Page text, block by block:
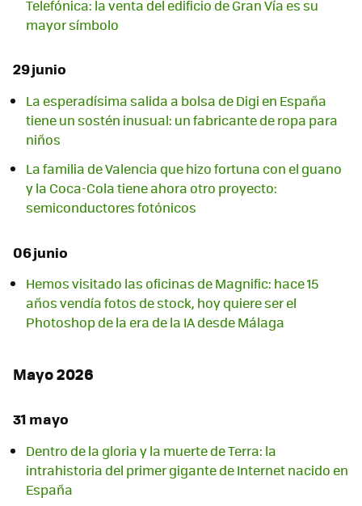
Telefónica: la venta del edificio de Gran Vía es su
mayor símbolo
29 junio
La esperadísima salida a bolsa de Digi en España
tiene un sostén inusual: un fabricante de ropa para
niños
La familia de Valencia que hizo fortuna con el guano
y la Coca-Cola tiene ahora otro proyecto:
semiconductores fotónicos
06 junio
Hemos visitado las oficinas de Magnific: hace 15
años vendía fotos de stock, hoy quiere ser el
Photoshop de la era de la IA desde Málaga
Mayo 2026
31 mayo
Dentro de la gloria y la muerte de Terra: la
intrahistoria del primer gigante de Internet nacido en
España